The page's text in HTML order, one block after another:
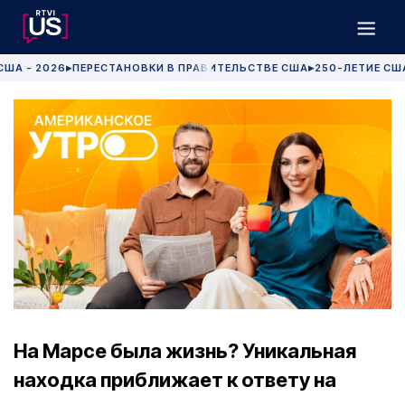
- 2026 ▶ПЕРЕСТАНОВКИ В ПРАВИТЕЛЬСТВЕ США▶250-ЛЕТИЕ
На Марсе была жизнь? Уникальная
находка приближает к ответу на